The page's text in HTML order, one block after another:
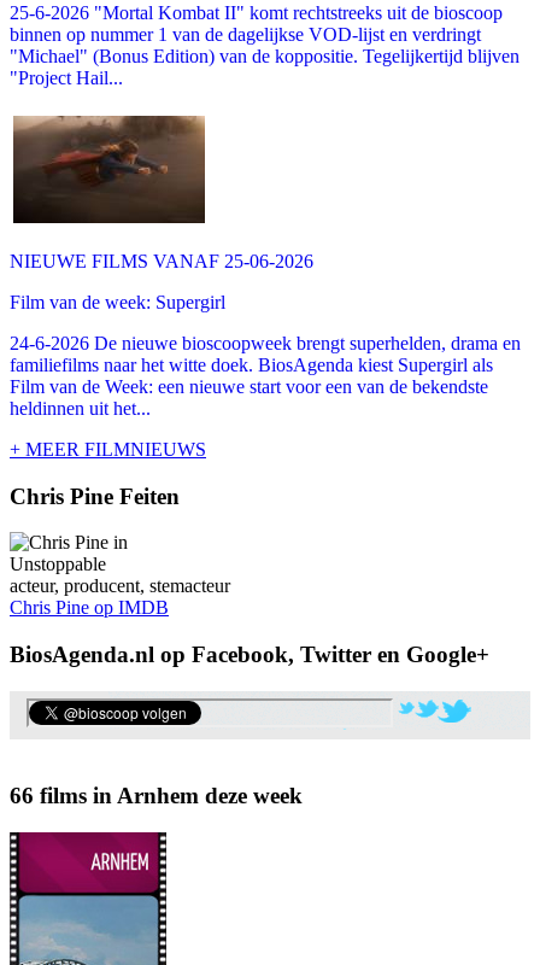
25-6-2026 "Mortal Kombat II" komt rechtstreeks uit de bioscoop
binnen op nummer 1 van de dagelijkse VOD-lijst en verdringt
"Michael" (Bonus Edition) van de koppositie. Tegelijkertijd blijven
"Project Hail...
NIEUWE FILMS VANAF 25-06-2026
Film van de week: Supergirl
24-6-2026 De nieuwe bioscoopweek brengt superhelden, drama en
familiefilms naar het witte doek. BiosAgenda kiest Supergirl als
Film van de Week: een nieuwe start voor een van de bekendste
heldinnen uit het...
+ MEER FILMNIEUWS
Chris Pine Feiten
acteur, producent, stemacteur
Chris Pine op IMDB
BiosAgenda.nl op Facebook, Twitter en Google+
66 films in Arnhem deze week